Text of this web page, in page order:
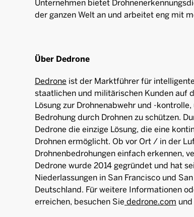
Unternehmen bietet
der ganzen Welt an und arbeitet eng mit
Über Dedrone
Dedrone ist der Marktführer für
staatlichen und militärischen Kunden auf
Lösung zur Drohnenabwehr und -
Bedrohung durch Drohnen zu schützen.
Dedrone die einzige Lösung, die eine
Drohnen ermöglicht. Ob vor Ort / in der
Drohnenbedrohungen einfach erkennen,
Dedrone wurde 2014 gegründet und hat
Niederlassungen in San Francisco und
Deutschland. Für weitere Informationen
erreichen, besuchen Sie dedrone.com